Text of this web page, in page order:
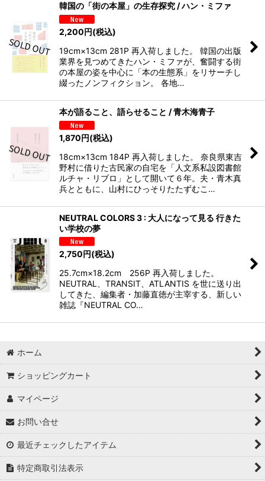
韓国の「街の本屋」の生存探究 / ハン・ミファ
2,200円(税込)
19cm×13cm 281P 再入荷しました。 韓国の出版
業界を見つめてきたハン・ミファが、奮闘する街
の本屋の姿を中心に「本の生態系」をリサーチし
綴ったノンフィクション。 各地…
本が語ること、語らせること / 青木海青子
1,870円(税込)
18cm×13cm 184P 再入荷しました。 奈良県東吉
野村に借りた古民家の自宅を「人文系私設図書館
ルチャ・リブロ」として開いて６年。夫・青木真
兵とともに、山村にひっそりたたずむこ…
NEUTRAL COLORS 3 : 大人になって見る 行きた
い学校の夢
2,750円(税込)
25.7cm×18.2cm 256P 再入荷しました。
NEUTRAL、TRANSIT、ATLANTIS を世に送り出
してきた、編集者・加藤直徳が主宰する、新しい
雑誌『NEUTRAL CO…
ホーム
ショッピングカート
マイページ
お問い合せ
最近チェックしたアイテム
特定商取引法表示